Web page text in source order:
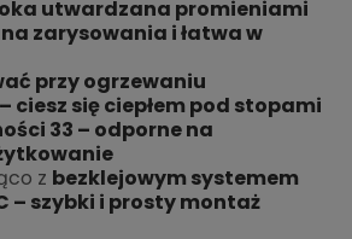
utwardzana promieniami
zarysowania i łatwa w
przy ogrzewaniu
ciesz się ciepłem pod stopami
33 – odporne na
z bezklejowym systemem
– szybki i prosty montaż